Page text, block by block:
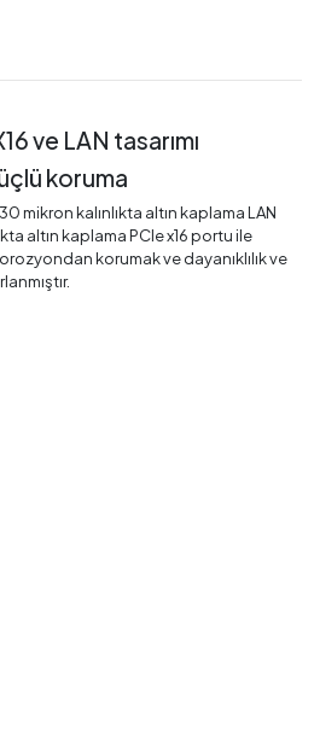
ve LAN tasarımı
koruma
mikron kalınlıkta altın kaplama LAN
altın kaplama PCIe x16 portu ile
korumak ve dayanıklılık ve